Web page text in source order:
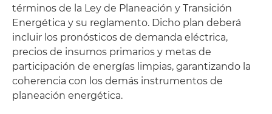
términos de la Ley de Planeación y Transición
Energética y su reglamento. Dicho plan deberá
incluir los pronósticos de demanda eléctrica,
precios de insumos primarios y metas de
participación de energías limpias, garantizando la
coherencia con los demás instrumentos de
planeación energética.